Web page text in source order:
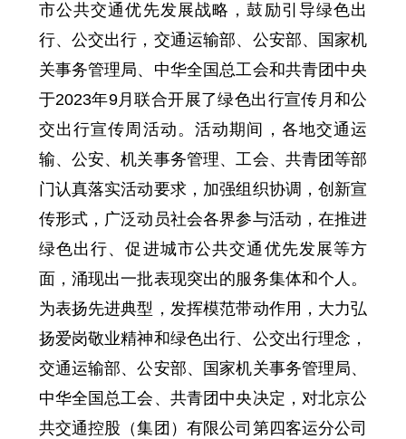
市公共交通优先发展战略，鼓励引导绿色出
行、公交出行，交通运输部、公安部、国家机
关事务管理局、中华全国总工会和共青团中央
于2023年9月联合开展了绿色出行宣传月和公
交出行宣传周活动。活动期间，各地交通运
输、公安、机关事务管理、工会、共青团等部
门认真落实活动要求，加强组织协调，创新宣
传形式，广泛动员社会各界参与活动，在推进
绿色出行、促进城市公共交通优先发展等方
面，涌现出一批表现突出的服务集体和个人。
为表扬先进典型，发挥模范带动作用，大力弘
扬爱岗敬业精神和绿色出行、公交出行理念，
交通运输部、公安部、国家机关事务管理局、
中华全国总工会、共青团中央决定，对北京公
共交通控股（集团）有限公司第四客运分公司